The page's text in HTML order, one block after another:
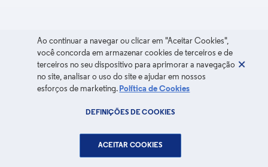
Ao continuar a navegar ou clicar em "Aceitar Cookies",
você concorda em armazenar cookies de terceiros e de
terceiros no seu dispositivo para aprimorar a navegação
no site, analisar o uso do site e ajudar em nossos
esforços de marketing. Política de Cookies
DEFINIÇÕES DE COOKIES
ACEITAR COOKIES